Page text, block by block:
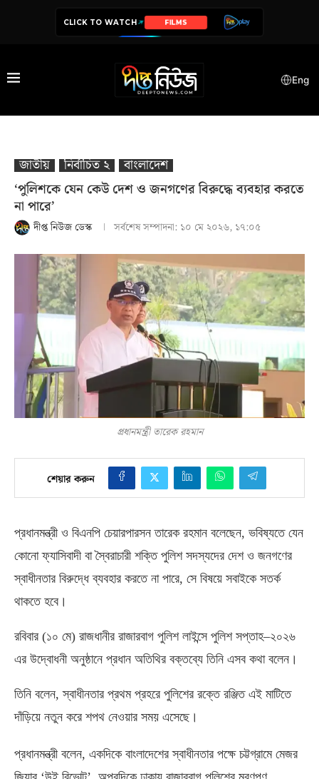
CLICK TO WATCH SERIES
Eng
জাতীয় নির্বাচিত ২
বাংলাদেশ
‘পুলিশকে যেন কেউ দেশ ও জনগণের বিরুদ্ধে ব্যবহার করতে
না পারে’
দীপ্ত নিউজ ডেস্ক সর্বশেষ সম্পাদনা: ১০ মে ২০২৬, ১৭:০৫
প্রধানমন্ত্রী তারেক রহমান
শেয়ার করুন
প্রধানমন্ত্রী ও বিএনপি চেয়ারপারসন তারেক রহমান বলেছেন, ভবিষ্যতে যেন
কোনো ফ্যাসিবাদী বা স্বৈরাচারী শক্তি পুলিশ সদস্যদের দেশ ও জনগণের
স্বাধীনতার বিরুদ্ধে ব্যবহার করতে না পারে, সে বিষয়ে সবাইকে সতর্ক
থাকতে হবে।
রবিবার (১০ মে) রাজধানীর রাজারবাগ পুলিশ লাইন্সে পুলিশ সপ্তাহ–২০২৬
এর উদ্বোধনী অনুষ্ঠানে প্রধান অতিথির বক্তব্যে তিনি এসব কথা বলেন।
তিনি বলেন,স্বাধীনতার প্রথম প্রহরে পুলিশের রক্তে রঞ্জিত এই মাটিতে
দাঁড়িয়ে নতুন করে শপথ নেওয়ার সময় এসেছে।
প্রধানমন্ত্রী বলেন, একদিকে বাংলাদেশের স্বাধীনতার পক্ষে চট্টগ্রামে মেজর